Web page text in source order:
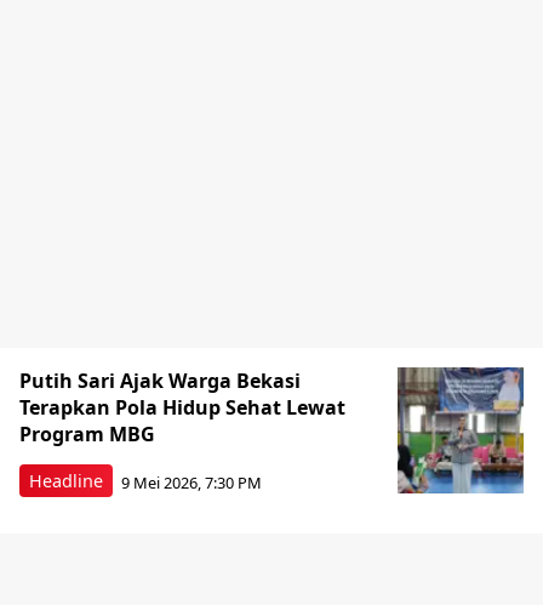
Headline
Putih Sari Ajak Warga Bekasi
Terapkan Pola Hidup Sehat Lewat
Program MBG
9 Mei 2026, 7:30 PM